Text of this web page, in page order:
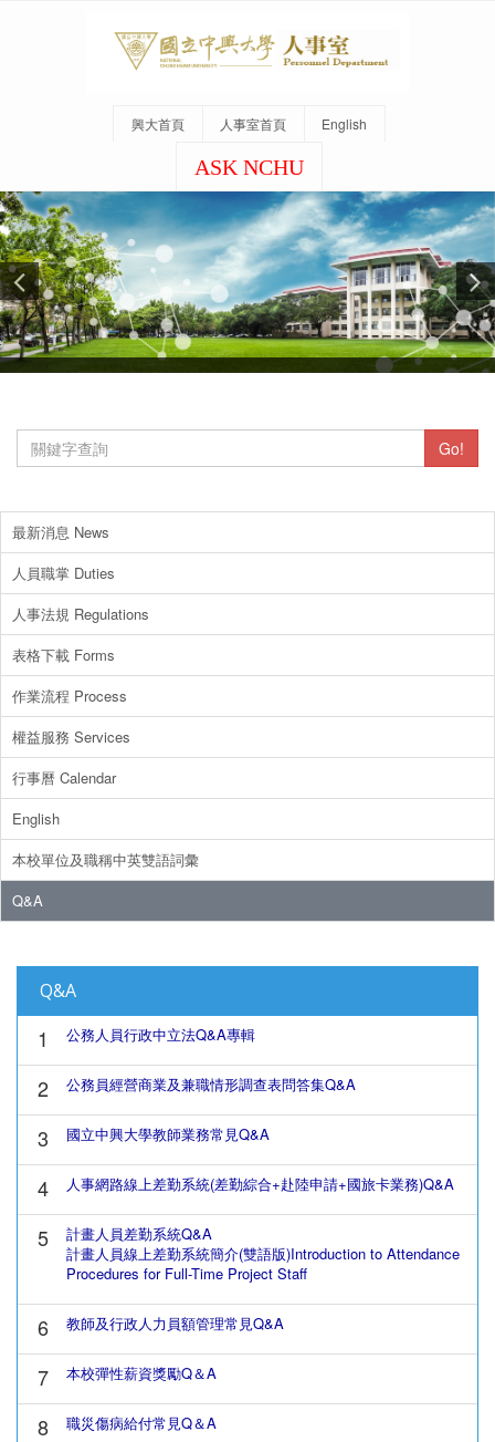
興大首頁 人事室首頁 English
ASK NCHU
Go!
最新消息 News
人員職掌 Duties
人事法規 Regulations
表格下載 Forms
作業流程 Process
權益服務 Services
行事曆 Calendar
English
本校單位及職稱中英雙語詞彙
Q&A
Q&A
1 公務人員行政中立法Q&A專輯
2 公務員經營商業及兼職情形調查表問答集Q&A
3 國立中興大學教師業務常見Q&A
4 人事網路線上差勤系統(差勤綜合+赴陸申請+國旅卡業務)Q&A
5
計畫人員差勤系統Q&A
計畫人員線上差勤系統簡介(雙語版)Introduction to Attendance
Procedures for Full-Time Project Staff
6 教師及行政人力員額管理常見Q&A
7 本校彈性薪資獎勵Q＆A
8 職災傷病給付常見Q＆A